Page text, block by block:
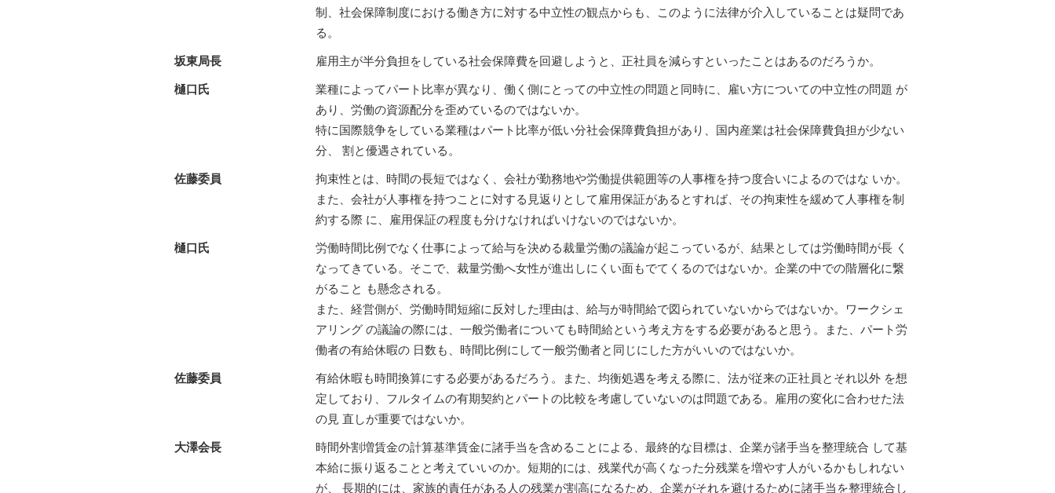
制、社会保障制度における働き方に対する中立性の観点からも、このように法律が介入していることは疑問であ
る。
坂東局長 雇用主が半分負担をしている社会保障費を回避しようと、正社員を減らすといったことはあるのだろうか。
樋口氏
業種によってパート比率が異なり、働く側にとっての中立性の問題と同時に、雇い方についての中立性の問題 が
あり、労働の資源配分を歪めているのではないか。
特に国際競争をしている業種はパート比率が低い分社会保障費負担があり、国内産業は社会保障費負担が少ない
分、 割と優遇されている。
佐藤委員
拘束性とは、時間の長短ではなく、会社が勤務地や労働提供範囲等の人事権を持つ度合いによるのではな いか。
また、会社が人事権を持つことに対する見返りとして雇用保証があるとすれば、その拘束性を緩めて人事権を制
約する際 に、雇用保証の程度も分けなければいけないのではないか。
樋口氏
労働時間比例でなく仕事によって給与を決める裁量労働の議論が起こっているが、結果としては労働時間が長 く
なってきている。そこで、裁量労働へ女性が進出しにくい面もでてくるのではないか。企業の中での階層化に繋
がること も懸念される。
また、経営側が、労働時間短縮に反対した理由は、給与が時間給で図られていないからではないか。ワークシェ
アリング の議論の際には、一般労働者についても時間給という考え方をする必要があると思う。また、パート労
働者の有給休暇の 日数も、時間比例にして一般労働者と同じにした方がいいのではないか。
佐藤委員
有給休暇も時間換算にする必要があるだろう。また、均衡処遇を考える際に、法が従来の正社員とそれ以外 を想
定しており、フルタイムの有期契約とパートの比較を考慮していないのは問題である。雇用の変化に合わせた法
の見 直しが重要ではないか。
大澤会長
時間外割増賃金の計算基準賃金に諸手当を含めることによる、最終的な目標は、企業が諸手当を整理統合 して基
本給に振り返ることと考えていいのか。短期的には、残業代が高くなった分残業を増やす人がいるかもしれない
が、 長期的には、家族的責任がある人の残業が割高になるため、企業がそれを避けるために諸手当を整理統合し